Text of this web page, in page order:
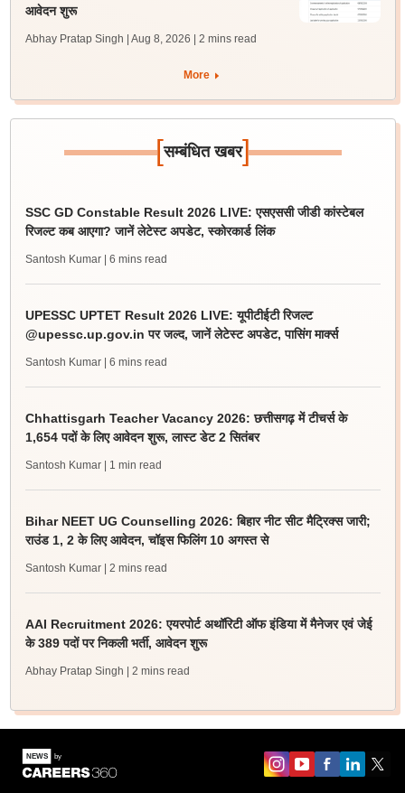
आवेदन शुरू
Abhay Pratap Singh | Aug 8, 2026 | 2 mins read
More
[सम्बंधित खबर]
SSC GD Constable Result 2026 LIVE: एसएससी जीडी कांस्टेबल
रिजल्ट कब आएगा? जानें लेटेस्ट अपडेट, स्कोरकार्ड लिंक
Santosh Kumar | 6 mins read
UPESSC UPTET Result 2026 LIVE: यूपीटीईटी रिजल्ट
@upessc.up.gov.in पर जल्द, जानें लेटेस्ट अपडेट, पासिंग मार्क्स
Santosh Kumar | 6 mins read
Chhattisgarh Teacher Vacancy 2026: छत्तीसगढ़ में टीचर्स के
1,654 पदों के लिए आवेदन शुरू, लास्ट डेट 2 सितंबर
Santosh Kumar | 1 min read
Bihar NEET UG Counselling 2026: बिहार नीट सीट मैट्रिक्स जारी;
राउंड 1, 2 के लिए आवेदन, चॉइस फिलिंग 10 अगस्त से
Santosh Kumar | 2 mins read
AAI Recruitment 2026: एयरपोर्ट अथॉरिटी ऑफ इंडिया में मैनेजर एवं जेई
के 389 पदों पर निकली भर्ती, आवेदन शुरू
Abhay Pratap Singh | 2 mins read